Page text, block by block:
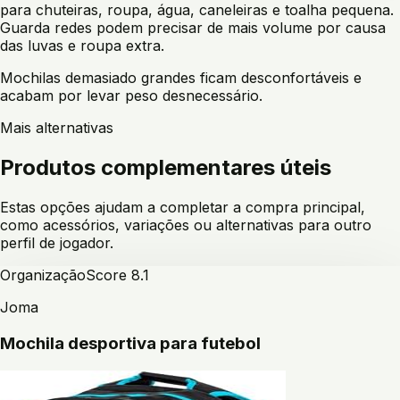
para chuteiras, roupa, água, caneleiras e toalha pequena.
Guarda redes podem precisar de mais volume por causa
das luvas e roupa extra.
Mochilas demasiado grandes ficam desconfortáveis e
acabam por levar peso desnecessário.
Mais alternativas
Produtos complementares úteis
Estas opções ajudam a completar a compra principal,
como acessórios, variações ou alternativas para outro
perfil de jogador.
OrganizaçãoScore 8.1
Joma
Mochila desportiva para futebol